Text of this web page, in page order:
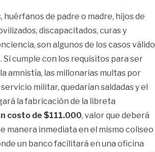
huérfanos de padre o madre, hijos de
discapacitados, curas y
son algunos de los casos
Si cumple con los requisitos para ser
amnistía, las millonarias multas por
militar, quedarían saldadas y el
la fabricación de la libreta
costo de $111.000, valor que deberá
manera inmediata en el mismo coliseo
un banco facilitará en una oficina